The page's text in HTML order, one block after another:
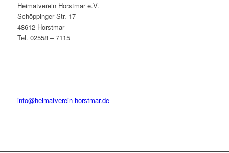
Heimatverein Horstmar e.V.
Schöppinger Str. 17
48612 Horstmar
Tel. 02558 – 7115
info@heimatverein-horstmar.de